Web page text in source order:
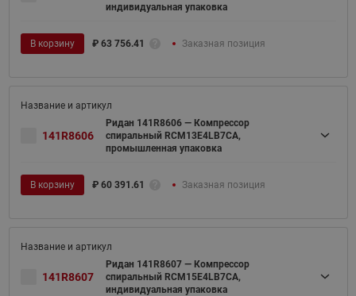
индивидуальная упаковка
В корзину ₽ 63 756.41 Заказная позиция
141R8606
Ридан 141R8606 — Компрессор
спиральный RCM13E4LB7CA,
промышленная упаковка
В корзину ₽ 60 391.61 Заказная позиция
141R8607
Ридан 141R8607 — Компрессор
спиральный RCM15E4LB7CA,
индивидуальная упаковка